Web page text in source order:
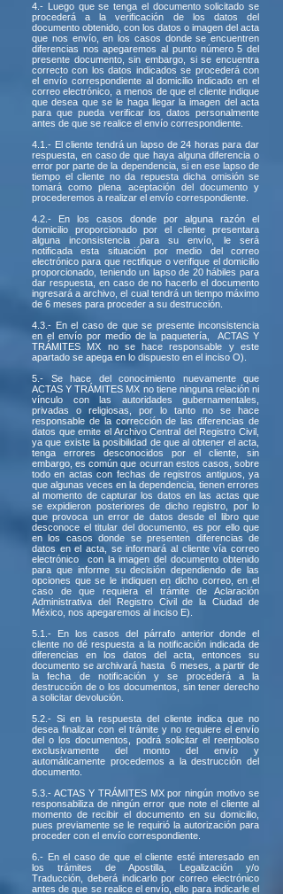
4.- Luego que se tenga el documento solicitado se
procederá a la verificación de los datos del
documento obtenido, con los datos o imagen del acta
que nos envío, en los casos donde se encuentren
diferencias nos apegaremos al punto número 5 del
presente documento, sin embargo, si se encuentra
correcto con los datos indicados se procederá con
el envío correspondiente al domicilio indicado en el
correo electrónico, a menos de que el cliente indique
que desea que se le haga llegar la imagen del acta
para que pueda verificar los datos personalmente
antes de que se realice el envío correspondiente.
4.1.- El cliente tendrá un lapso de 24 horas para dar
respuesta, en caso de que haya alguna diferencia o
error por parte de la dependencia, si en ese lapso de
tiempo el cliente no da repuesta dicha omisión se
tomará como plena aceptación del documento y
procederemos a realizar el envío correspondiente.
4.2.- En los casos donde por alguna razón el
domicilio proporcionado por el cliente presentara
alguna inconsistencia para su envío, le será
notificada esta situación por medio del correo
electrónico para que rectifique o verifique el domicilio
proporcionado, teniendo un lapso de 20 hábiles para
dar respuesta, en caso de no hacerlo el documento
ingresará a archivo, el cual tendrá un tiempo máximo
de 6 meses para proceder a su destrucción.
4.3.- En el caso de que se presente inconsistencia
en el envío por medio de la paquetería, ACTAS Y
TRÁMITES MX no se hace responsable y este
apartado se apega en lo dispuesto en el inciso O).
5.- Se hace del conocimiento nuevamente que
ACTAS Y TRÁMITES MX no tiene ninguna relación ni
vínculo con las autoridades gubernamentales,
privadas o religiosas, por lo tanto no se hace
responsable de la corrección de las diferencias de
datos que emite el Archivo Central del Registro Civil,
ya que existe la posibilidad de que al obtener el acta,
tenga errores desconocidos por el cliente, sin
embargo, es común que ocurran estos casos, sobre
todo en actas con fechas de registros antiguos, ya
que algunas veces en la dependencia, tienen errores
al momento de capturar los datos en las actas que
se expidieron posteriores de dicho registro, por lo
que provoca un error de datos desde el libro que
desconoce el titular del documento, es por ello que
en los casos donde se presenten diferencias de
datos en el acta, se informará al cliente vía correo
electrónico con la imagen del documento obtenido
para que informe su decisión dependiendo de las
opciones que se le indiquen en dicho correo, en el
caso de que requiera el trámite de Aclaración
Administrativa del Registro Civil de la Ciudad de
México, nos apegaremos al inciso E).
5.1.- En los casos del párrafo anterior donde el
cliente no dé respuesta a la notificación indicada de
diferencias en los datos del acta, entonces su
documento se archivará hasta 6 meses, a partir de
la fecha de notificación y se procederá a la
destrucción de o los documentos, sin tener derecho
a solicitar devolución.
5.2.- Si en la respuesta del cliente indica que no
desea finalizar con el trámite y no requiere el envío
del o los documentos, podrá solicitar el reembolso
exclusivamente del monto del envío y
automáticamente procedemos a la destrucción del
documento.
5.3.- ACTAS Y TRÁMITES MX por ningún motivo se
responsabiliza de ningún error que note el cliente al
momento de recibir el documento en su domicilio,
pues previamente se le requirió la autorización para
proceder con el envío correspondiente.
6.- En el caso de que el cliente esté interesado en
los trámites de Apostilla, Legalización y/o
Traducción, deberá indicarlo por correo electrónico
antes de que se realice el envío, ello para indicarle el